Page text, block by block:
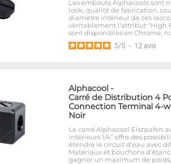
Les embouts Alphacools sont
look, qualité de fabrication,
diamètre intérieur de ces
véritablement l'attribut "High
sont disponibles en Chrome,
5/5 - 12 avis
Alphacool -
Carré de Distribution 4
Connection Terminal 4-
Noir
Le carré Alphacool Eiszpafen
intérieurs 1/4" offre des
étendre le circuit d'eau avec
Matériaux et bouchons
gagner un maximum de poids,